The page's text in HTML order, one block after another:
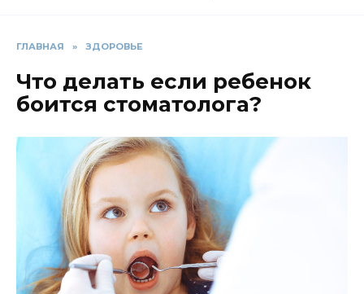
ГЛАВНАЯ » ЗДОРОВЬЕ
Что делать если ребенок
боится стоматолога?